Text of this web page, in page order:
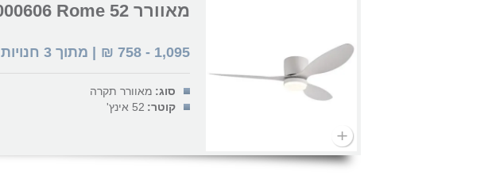
מאוורר Nisko 74000606 Rome 52" מאוורר תקרה
1,095
-
758
₪ | מתוך 3 חנויות
סוג: מאוורר תקרה
קוטר: 52 אינץ'